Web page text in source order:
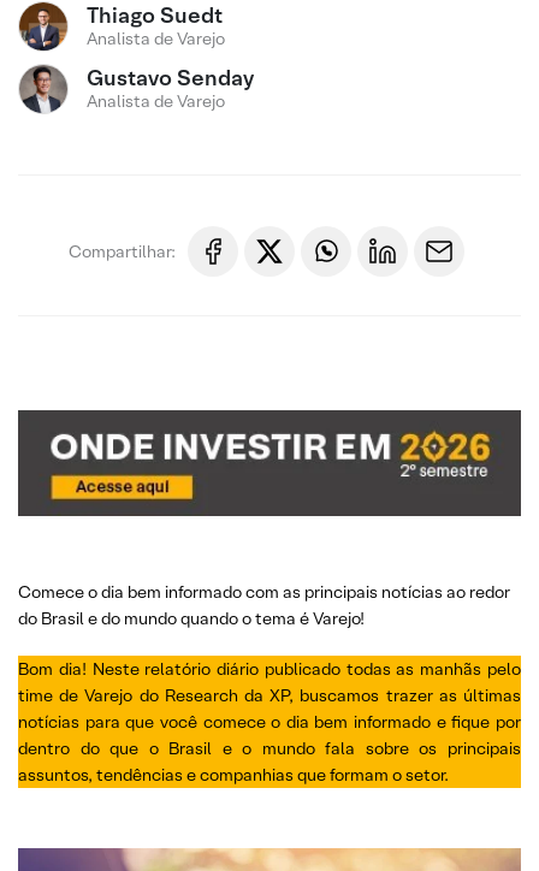
Thiago Suedt
Analista de Varejo
Gustavo Senday
Analista de Varejo
Compartilhar:
Comece o dia bem informado com as principais notícias ao redor
do Brasil e do mundo quando o tema é Varejo!
Bom dia! Neste relatório diário publicado todas as manhãs pelo
time de Varejo do Research da XP, buscamos trazer as últimas
notícias para que você comece o dia bem informado e fique por
dentro do que o Brasil e o mundo fala sobre os principais
assuntos, tendências e companhias que formam o setor.